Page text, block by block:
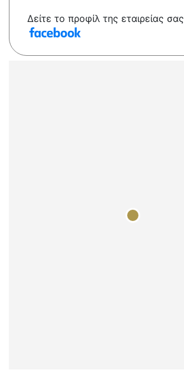
Δείτε το προφίλ της εταιρείας σας